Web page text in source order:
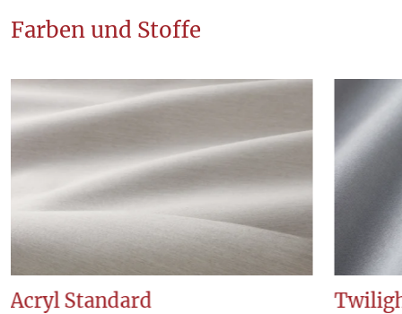
Farben und Stoffe
Acryl Standard